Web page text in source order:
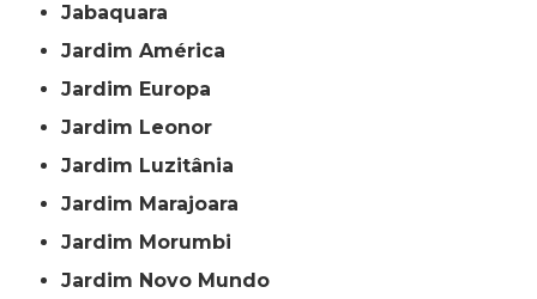
Jabaquara
Jardim América
Jardim Europa
Jardim Leonor
Jardim Luzitânia
Jardim Marajoara
Jardim Morumbi
Jardim Novo Mundo